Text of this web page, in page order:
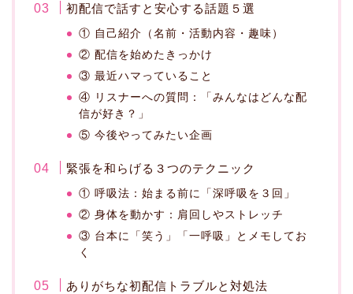
初配信で話すと安心する話題５選
① 自己紹介（名前・活動内容・趣味）
② 配信を始めたきっかけ
③ 最近ハマっていること
④ リスナーへの質問：「みんなはどんな配
信が好き？」
⑤ 今後やってみたい企画
緊張を和らげる３つのテクニック
① 呼吸法：始まる前に「深呼吸を３回」
② 身体を動かす：肩回しやストレッチ
③ 台本に「笑う」「一呼吸」とメモしてお
く
ありがちな初配信トラブルと対処法